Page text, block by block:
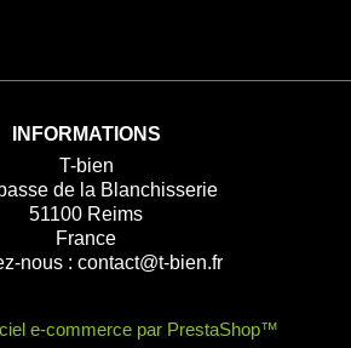
INFORMATIONS
T-bien
de la Blanchisserie
51100 Reims
France
nous : contact@t-bien.fr
e-commerce par PrestaShop™